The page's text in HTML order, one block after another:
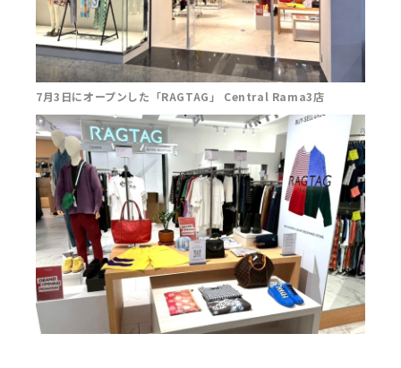
7月3日にオープンした「RAGTAG」 Central Rama3店